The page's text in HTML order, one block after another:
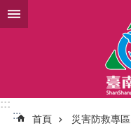
跳到主要內容區塊
:::
:::
首頁 災害防救專區